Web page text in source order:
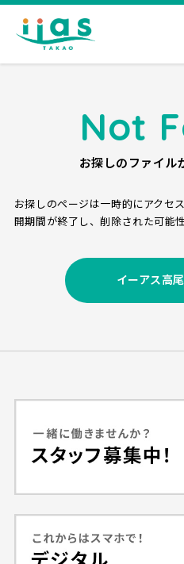
Not
お探しのファイル
お探しのページは一時的にアクセ
開期間が終了し、削除された可能
イーアス高